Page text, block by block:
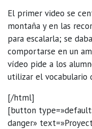
El primer video se
montaña y en las
para escalarla; se
comportarse en un
vídeo pide a los
utilizar el vocabulario
[/html]
[button
danger»